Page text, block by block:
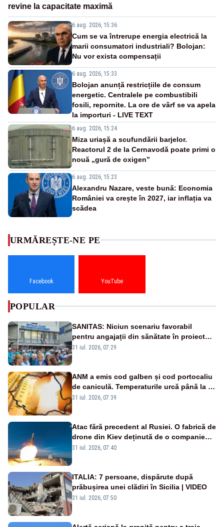
revine la capacitate maximă
6 aug. 2026, 15:36
Cum se va întrerupe energia electrică la
marii consumatori industriali? Bolojan:
Nu vor exista compensații
6 aug. 2026, 15:33
Bolojan anunță restricțiile de consum
energetic. Centralele pe combustibili
fosili, repornite. La ore de vârf se va apela
la importuri - LIVE TEXT
6 aug. 2026, 15:24
Miza uriașă a scufundării barjelor.
Reactorul 2 de la Cernavodă poate primi o
nouă „gură de oxigen”
6 aug. 2026, 15:23
Alexandru Nazare, veste bună: Economia
României va crește în 2027, iar inflația va
scădea
URMĂREȘTE-NE PE
Facebook YouTube
POPULAR
SANITAS: Niciun scenariu favorabil
pentru angajații din sănătate în proiectul
Legii salarizării
31 iul. 2026, 07:29
ANM a emis cod galben și cod portocaliu
de caniculă. Temperaturile urcă până la 38
de grade, iar nopțile devin tropicale
31 iul. 2026, 07:39
Atac fără precedent al Rusiei. O fabrică de
drone din Kiev deținută de o companie
americană, distrusă de o rachetă
31 iul. 2026, 07:40
ITALIA: 7 persoane, dispărute după
prăbușirea unei clădiri în Sicilia | VIDEO
31 iul. 2026, 07:50